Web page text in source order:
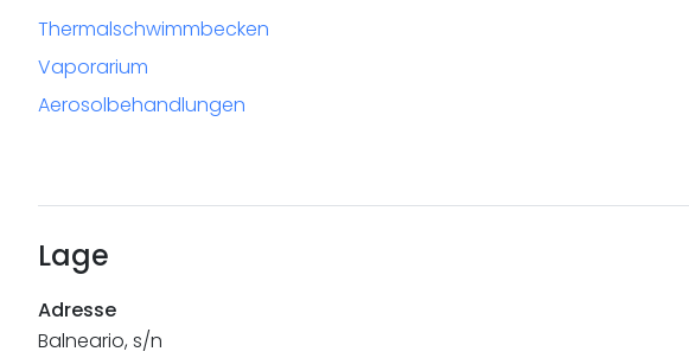
Thermalschwimmbecken
Vaporarium
Aerosolbehandlungen
Lage
Adresse
Balneario, s/n